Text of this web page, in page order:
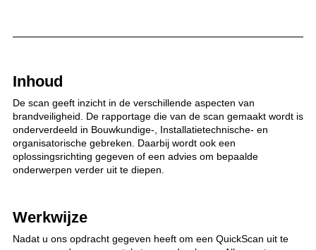
Inhoud
De scan geeft inzicht in de verschillende aspecten van
brandveiligheid. De rapportage die van de scan gemaakt wordt is
onderverdeeld in Bouwkundige-, Installatietechnische- en
organisatorische gebreken. Daarbij wordt ook een
oplossingsrichting gegeven of een advies om bepaalde
onderwerpen verder uit te diepen.
Werkwijze
Nadat u ons opdracht gegeven heeft om een QuickScan uit te